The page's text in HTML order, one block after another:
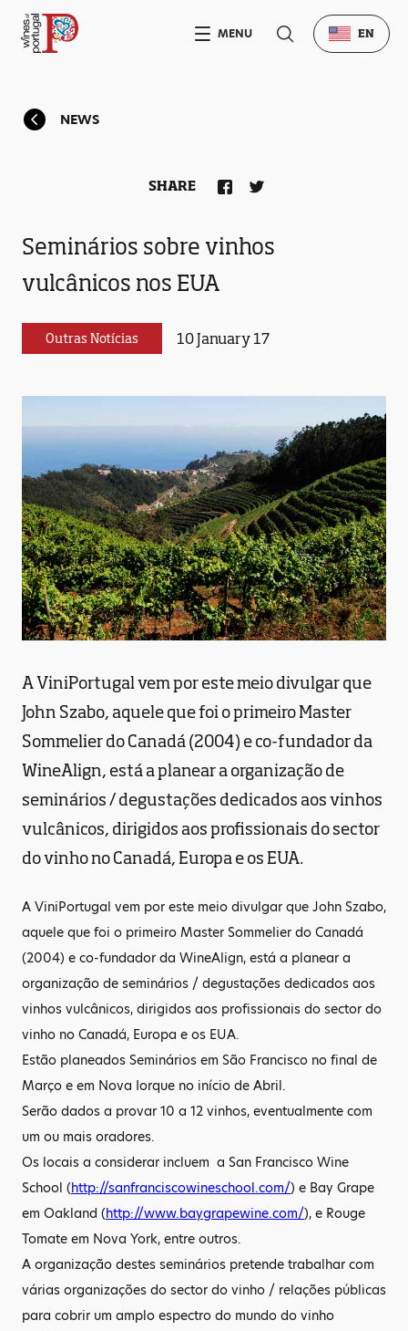
NEWS
Seminários sobre vinhos
vulcânicos nos EUA
Outras Notícias 10 January 17
SHARE
A ViniPortugal vem por este meio divulgar que
John Szabo, aquele que foi o primeiro Master
Sommelier do Canadá (2004) e co-fundador da
WineAlign, está a planear a organização de
seminários / degustações dedicados aos vinhos
vulcânicos, dirigidos aos profissionais do sector
do vinho no Canadá, Europa e os EUA.
A ViniPortugal vem por este meio divulgar que John Szabo,
aquele que foi o primeiro Master Sommelier do Canadá
(2004) e co-fundador da WineAlign, está a planear a
organização de seminários / degustações dedicados aos
vinhos vulcânicos, dirigidos aos profissionais do sector do
vinho no Canadá, Europa e os EUA.
Estão planeados Seminários em São Francisco no final de
Março e em Nova Iorque no início de Abril.
Serão dados a provar 10 a 12 vinhos, eventualmente com
um ou mais oradores.
Os locais a considerar incluem a San Francisco Wine
School (http://sanfranciscowineschool.com/) e Bay Grape
em Oakland (http://www.baygrapewine.com/), e Rouge
Tomate em Nova York, entre outros.
A organização destes seminários pretende trabalhar com
várias organizações do sector do vinho / relações públicas
para cobrir um amplo espectro do mundo do vinho
MENU EN